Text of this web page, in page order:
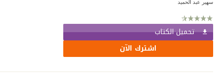
سهير عبد الحميد
تحميل الكتاب
اشترك الآن